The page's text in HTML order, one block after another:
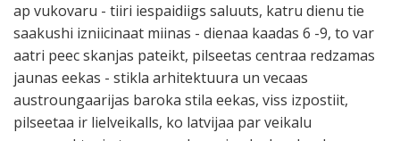
ap vukovaru - tiiri iespaidiigs saluuts, katru dienu tie
saakushi izniicinaat miinas - dienaa kaadas 6 -9, to var
aatri peec skanjas pateikt, pilseetas centraa redzamas
jaunas eekas - stikla arhitektuura un vecaas
austroungaarijas baroka stila eekas, viss izpostiit,
pilseetaa ir lielveikalls, ko latvijaa par veikalu